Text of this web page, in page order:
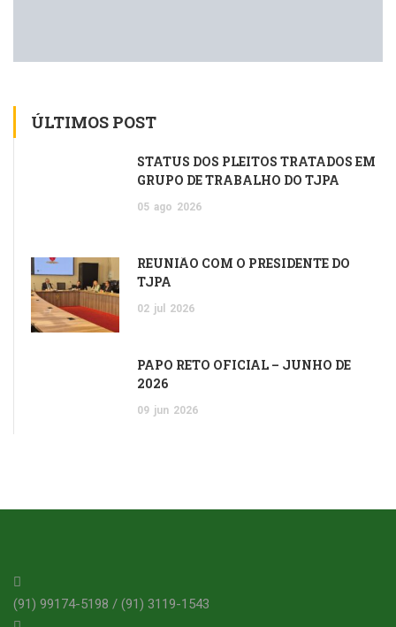
ÚLTIMOS POST
STATUS DOS PLEITOS TRATADOS EM
GRUPO DE TRABALHO DO TJPA
05 ago 2026
REUNIÃO COM O PRESIDENTE DO
TJPA
02 jul 2026
PAPO RETO OFICIAL – JUNHO DE
2026
09 jun 2026
(91) 99174-5198 / (91) 3119-1543